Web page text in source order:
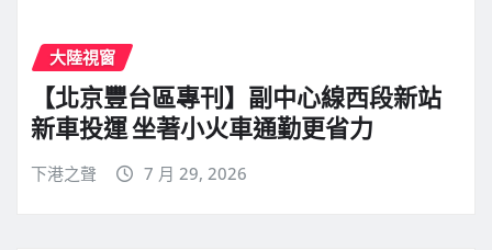
大陸視窗
【北京豐台區專刊】副中心線西段新站
新車投運 坐著小火車通勤更省力
下港之聲 7 月 29, 2026